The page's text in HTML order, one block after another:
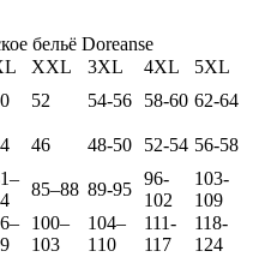
XXL 3XL 4XL
5XL
52 54-56 58-60 62-64
46 48-50 52-54 56-58
85–88 89-95
96-
102
103-
109
100–
103
104–
110
111-
117
118-
124